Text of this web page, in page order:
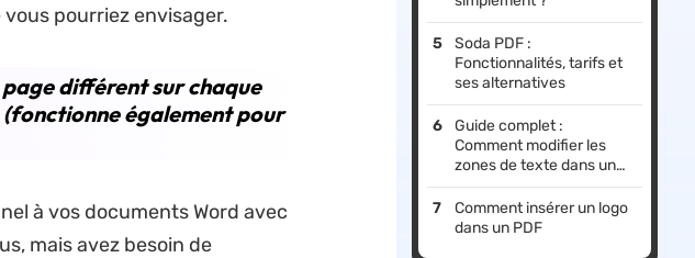
pourriez envisager.
différent sur chaque
également pour
à vos documents Word avec
mais avez besoin de
Soda PDF :
Fonctionnalités, tarifs et
ses alternatives
Guide complet :
Comment modifier les
zones de texte dans un
PDF
Comment insérer un logo
dans un PDF